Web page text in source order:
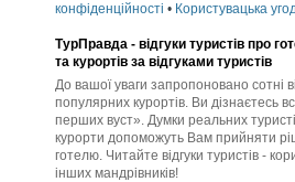
конфіденційності • Користувацька
ТурПравда - відгуки туристів про
та курортів за відгуками туристів
До вашої уваги запропоновано сотні
популярних курортів. Ви дізнаєтесь
перших вуст». Думки реальних
курорти допоможуть Вам прийняти
готелю. Читайте відгуки туристів -
інших мандрівників!